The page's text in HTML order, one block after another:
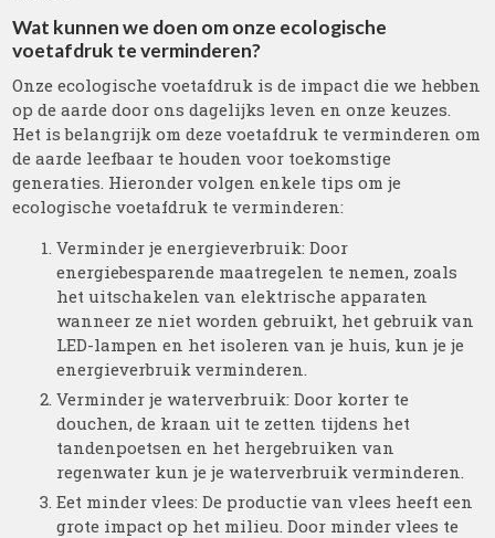
Wat kunnen we doen om onze ecologische
voetafdruk te verminderen?
Onze ecologische voetafdruk is de impact die we hebben
op de aarde door ons dagelijks leven en onze keuzes.
Het is belangrijk om deze voetafdruk te verminderen om
de aarde leefbaar te houden voor toekomstige
generaties. Hieronder volgen enkele tips om je
ecologische voetafdruk te verminderen:
Verminder je energieverbruik: Door
energiebesparende maatregelen te nemen, zoals
het uitschakelen van elektrische apparaten
wanneer ze niet worden gebruikt, het gebruik van
LED-lampen en het isoleren van je huis, kun je je
energieverbruik verminderen.
Verminder je waterverbruik: Door korter te
douchen, de kraan uit te zetten tijdens het
tandenpoetsen en het hergebruiken van
regenwater kun je je waterverbruik verminderen.
Eet minder vlees: De productie van vlees heeft een
grote impact op het milieu. Door minder vlees te